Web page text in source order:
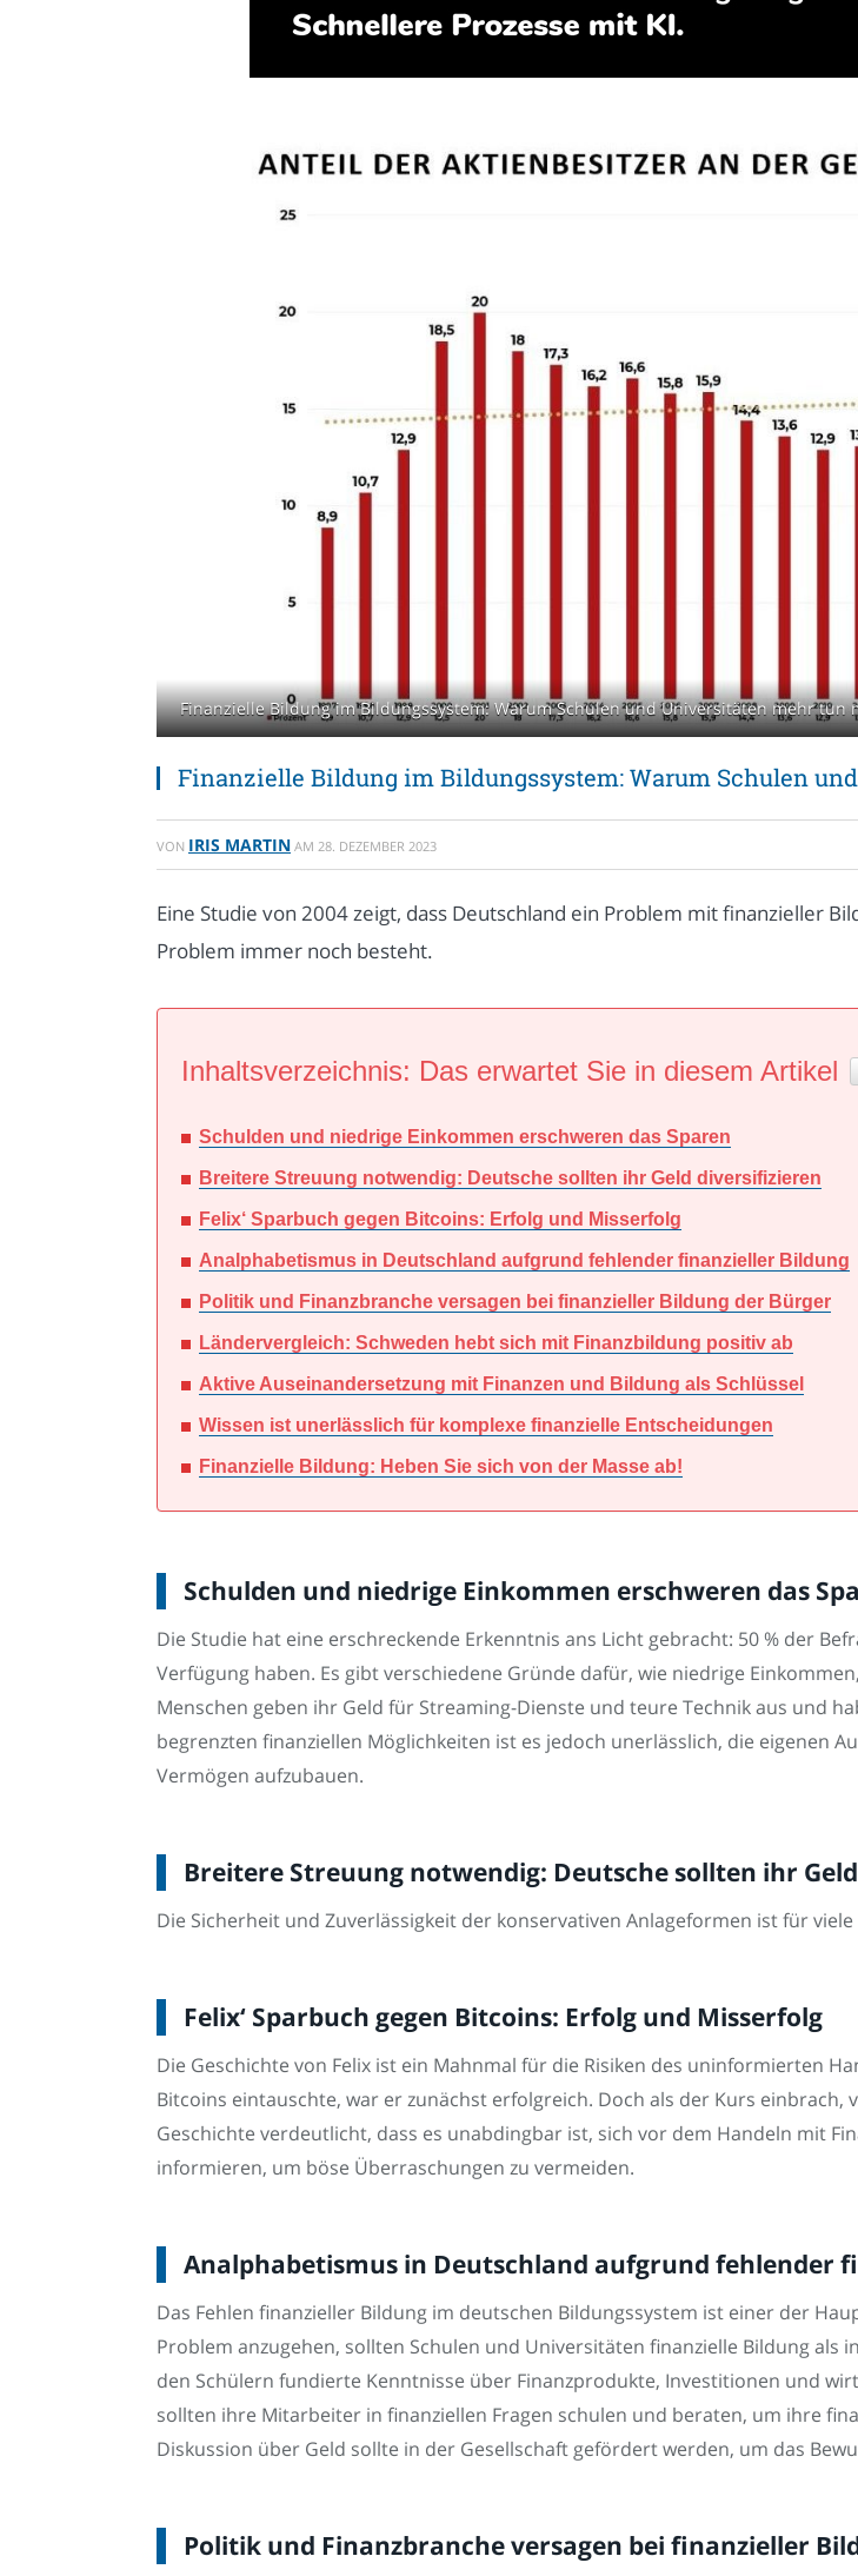
Finanzielle Bildung im Bildungssystem: Warum Schulen und Universitäten mehr
Finanzielle Bildung im Bildungssystem: Warum Schulen
VON IRIS MARTIN AM 28. DEZEMBER 2023
Eine Studie von 2004 zeigt, dass Deutschland ein Problem mit finanzieller
Problem immer noch besteht.
Inhaltsverzeichnis: Das erwartet Sie in diesem Artikel
Schulden und niedrige Einkommen erschweren das Sparen
Breitere Streuung notwendig: Deutsche sollten ihr Geld diversifizieren
Felix‘ Sparbuch gegen Bitcoins: Erfolg und Misserfolg
Analphabetismus in Deutschland aufgrund fehlender finanzieller Bildung
Politik und Finanzbranche versagen bei finanzieller Bildung der Bürger
Ländervergleich: Schweden hebt sich mit Finanzbildung positiv ab
Aktive Auseinandersetzung mit Finanzen und Bildung als Schlüssel
Wissen ist unerlässlich für komplexe finanzielle Entscheidungen
Finanzielle Bildung: Heben Sie sich von der Masse ab!
Schulden und niedrige Einkommen erschweren das
Die Studie hat eine erschreckende Erkenntnis ans Licht gebracht: 50 % der
Verfügung haben. Es gibt verschiedene Gründe dafür, wie niedrige
Menschen geben ihr Geld für Streaming-Dienste und teure Technik aus und
begrenzten finanziellen Möglichkeiten ist es jedoch unerlässlich, die eigenen
Vermögen aufzubauen.
Breitere Streuung notwendig: Deutsche sollten ihr
Die Sicherheit und Zuverlässigkeit der konservativen Anlageformen ist für
Felix‘ Sparbuch gegen Bitcoins: Erfolg und Misserfolg
Die Geschichte von Felix ist ein Mahnmal für die Risiken des uninformierten
Bitcoins eintauschte, war er zunächst erfolgreich. Doch als der Kurs einbrach,
Geschichte verdeutlicht, dass es unabdingbar ist, sich vor dem Handeln mit
informieren, um böse Überraschungen zu vermeiden.
Analphabetismus in Deutschland aufgrund fehlender
Das Fehlen finanzieller Bildung im deutschen Bildungssystem ist einer der
Problem anzugehen, sollten Schulen und Universitäten finanzielle Bildung
den Schülern fundierte Kenntnisse über Finanzprodukte, Investitionen und
sollten ihre Mitarbeiter in finanziellen Fragen schulen und beraten, um ihre
Diskussion über Geld sollte in der Gesellschaft gefördert werden, um das
Politik und Finanzbranche versagen bei finanzieller